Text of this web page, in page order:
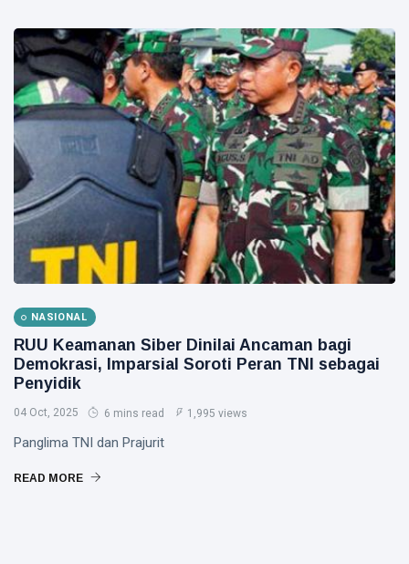
NASIONAL
RUU Keamanan Siber Dinilai Ancaman bagi
Demokrasi, Imparsial Soroti Peran TNI sebagai
Penyidik
04 Oct, 2025 6 mins read 1,995 views
Panglima TNI dan Prajurit
READ MORE